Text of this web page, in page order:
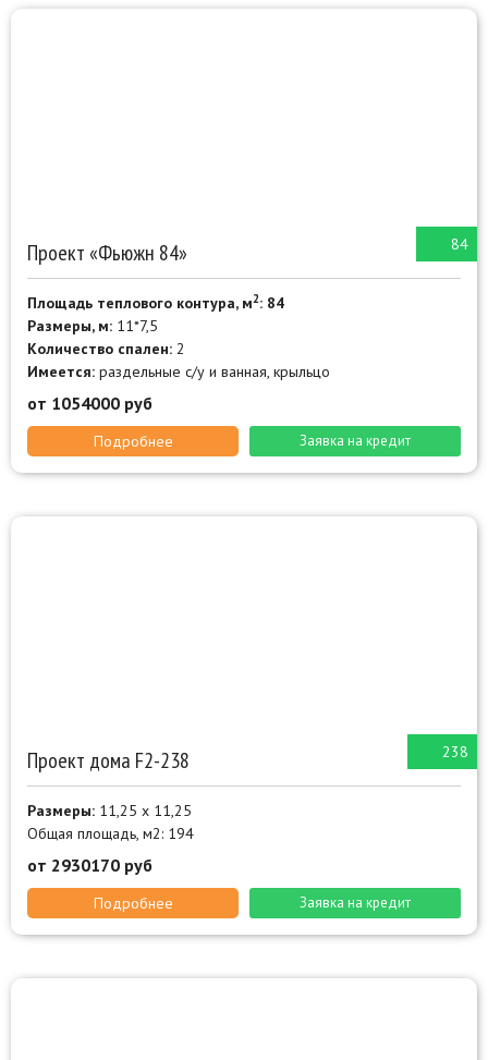
Проект «Фьюжн 84» 84
Площадь теплового контура, м2: 84
Размеры, м: 11*7,5
Количество спален: 2
Имеется: раздельные с/у и ванная, крыльцо
от 1054000 руб
Подробнее Заявка на кредит
Проект дома F2-238 238
Размеры: 11,25 х 11,25
Общая площадь, м2: 194
от 2930170 руб
Подробнее Заявка на кредит